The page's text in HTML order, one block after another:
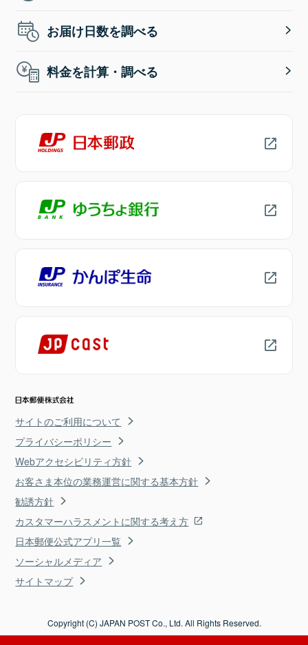
お届け日数を調べる
料金を計算・調べる
サイトのご利用について
プライバシーポリシー
Webアクセシビリティ方針
お客さま本位の業務運営に関する基本方針
勧誘方針
カスタマーハラスメントに関する考え方
日本郵便公式アプリ一覧
ソーシャルメディア
サイトマップ
Copyright (C) JAPAN POST Co., Ltd. All Rights Reserved.